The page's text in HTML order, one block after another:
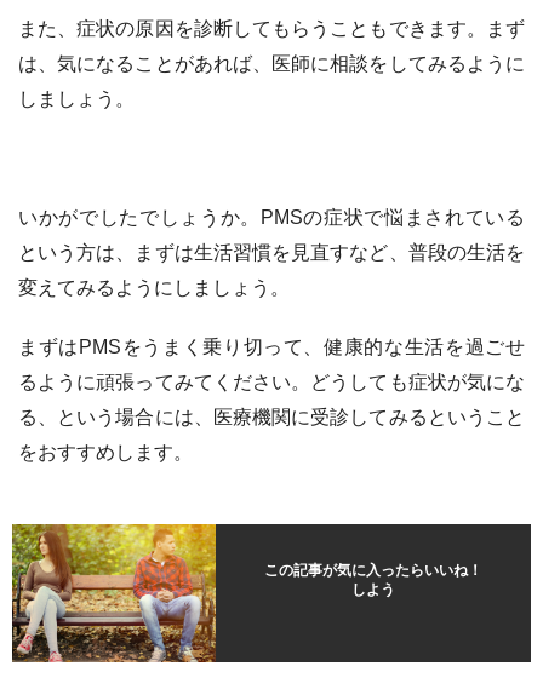
また、症状の原因を診断してもらうこともできます。まず
は、気になることがあれば、医師に相談をしてみるように
しましょう。
いかがでしたでしょうか。PMSの症状で悩まされている
という方は、まずは生活習慣を見直すなど、普段の生活を
変えてみるようにしましょう。
まずはPMSをうまく乗り切って、健康的な生活を過ごせ
るように頑張ってみてください。どうしても症状が気にな
る、という場合には、医療機関に受診してみるということ
をおすすめします。
この記事が気に入ったらいいね！
しよう